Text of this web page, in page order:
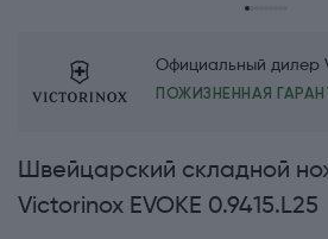
Официальный дилер
ПОЖИЗНЕННАЯ
Швейцарский складной
Victorinox EVOKE 0.9415.L25